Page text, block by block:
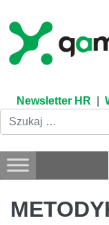
content
Newsletter HR